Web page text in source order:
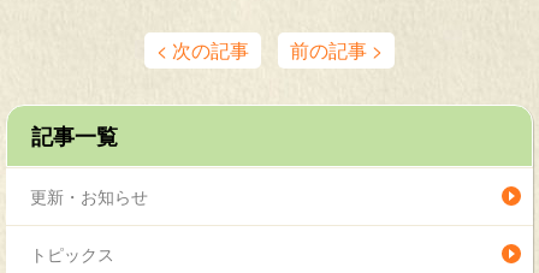
< 次の記事 前の記事 >
記事一覧
更新・お知らせ
トピックス